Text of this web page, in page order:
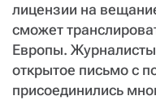
лицензии на
сможет
Европы.
открытое письмо с
присоединились